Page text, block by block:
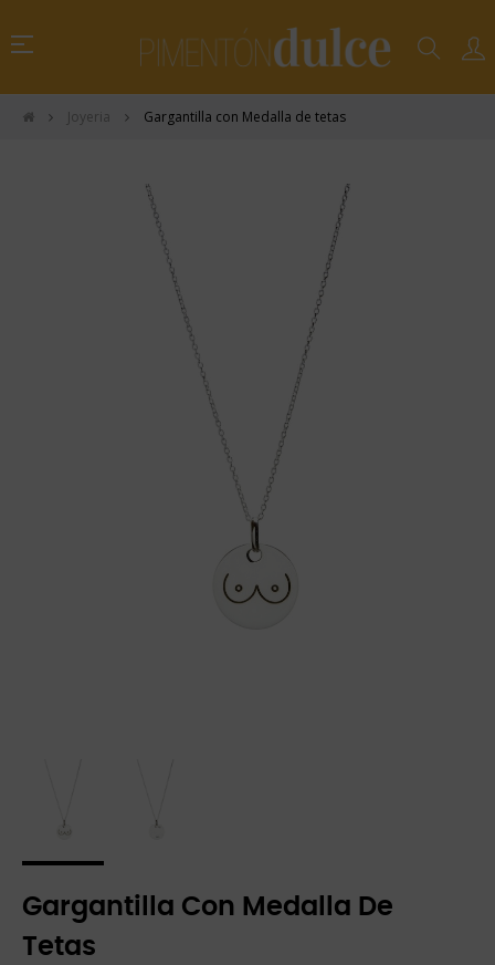
Navegación
palanca
☰
Joyeria Gargantilla con Medalla de tetas
Gargantilla Con Medalla De
Tetas